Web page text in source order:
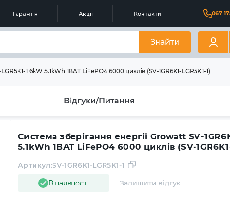
Гарантія Акції Контакти 067
Знайти
1 6kW 5.1kWh 1BAT LiFePO4 6000 циклів (SV-1GR6K1-LGR5K1-1)
Відгуки/Питання
Система зберігання енергії Growatt SV-
5.1kWh 1BAT LiFePO4 6000 циклів (SV-
В наявності
Артикул:SV-1GR6K1-LGR5K1-1
Залишити відгук